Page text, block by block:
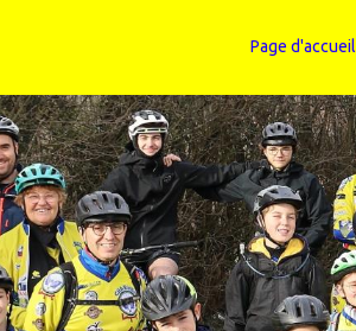
Page d'accueil